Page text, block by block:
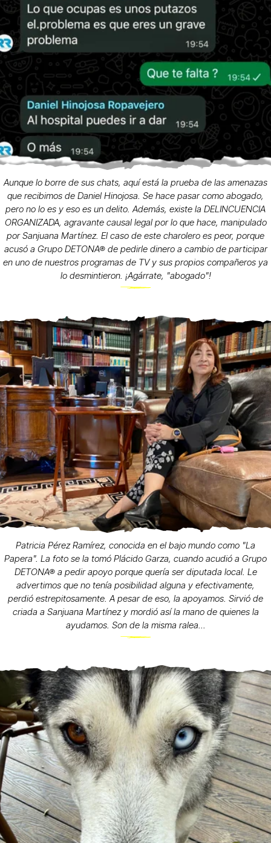
Aunque lo borre de sus chats, aquí está la prueba de las amenazas
que recibimos de Daniel Hinojosa. Se hace pasar como abogado,
pero no lo es y eso es un delito. Además, existe la DELINCUENCIA
ORGANIZADA, agravante causal legal por lo que hace, manipulado
por Sanjuana Martínez. El caso de este charolero es peor, porque
acusó a Grupo DETONA® de pedirle dinero a cambio de participar
en uno de nuestros programas de TV y sus propios compañeros ya
lo desmintieron. ¡Agárrate, "abogado"!
Patricia Pérez Ramírez, conocida en el bajo mundo como "La
Papera". La foto se la tomó Plácido Garza, cuando acudió a Grupo
DETONA® a pedir apoyo porque quería ser diputada local. Le
advertimos que no tenía posibilidad alguna y efectivamente,
perdió estrepitosamente. A pesar de eso, la apoyamos. Sirvió de
criada a Sanjuana Martínez y mordió así la mano de quienes la
ayudamos. Son de la misma ralea...